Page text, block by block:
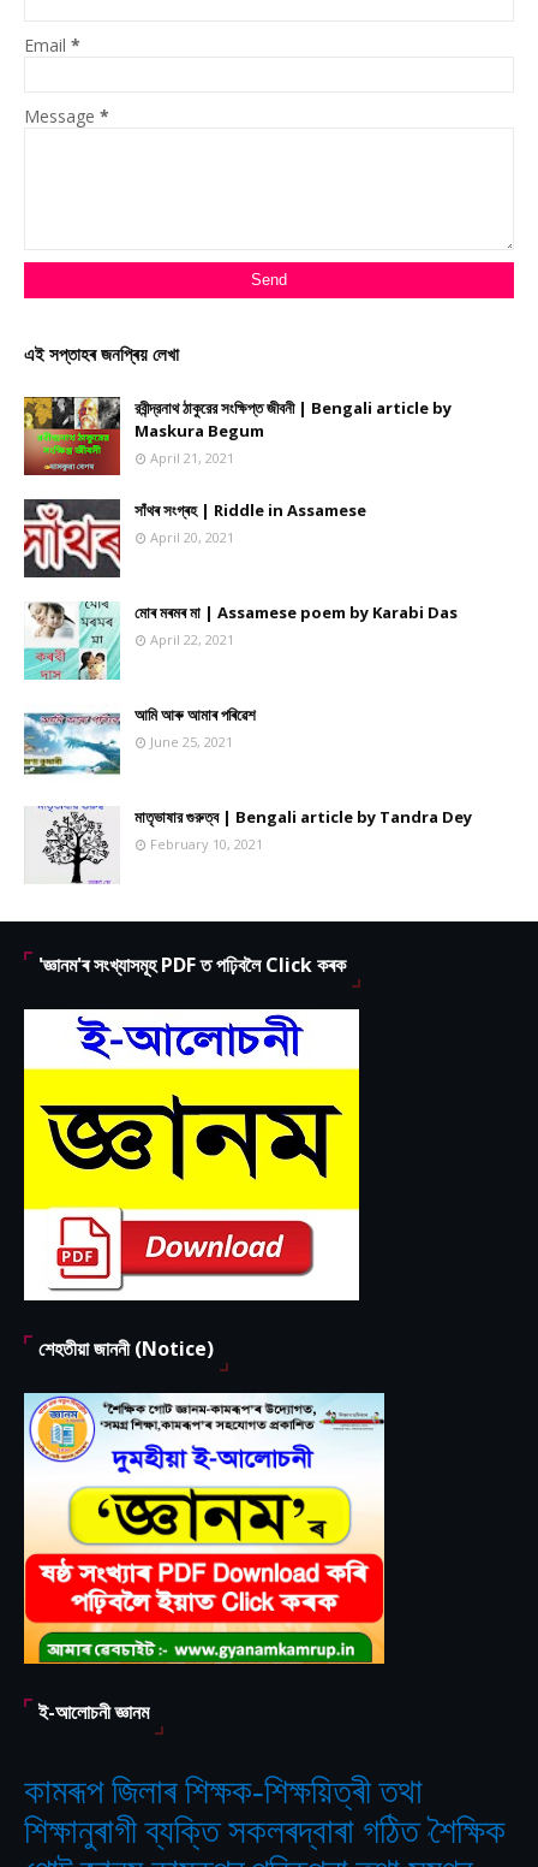
Email *
Message *
এই সপ্তাহৰ জনপ্ৰিয় লেখা
রবীন্দ্রনাথ ঠাকুরের সংক্ষিপ্ত জীবনী | Bengali article by
Maskura Begum
April 21, 2021
সাঁথৰ সংগ্ৰহ | Riddle in Assamese
April 20, 2021
মোৰ মৰমৰ মা | Assamese poem by Karabi Das
April 22, 2021
আমি আৰু আমাৰ পৰিৱেশ
June 25, 2021
মাতৃভাষার গুরুত্ব | Bengali article by Tandra Dey
February 10, 2021
'জ্ঞানম'ৰ সংখ্যাসমূহ PDF ত পঢ়িবলৈ Click কৰক
শেহতীয়া জাননী (Notice)
ই-আলোচনী জ্ঞানম
কামৰূপ জিলাৰ শিক্ষক-শিক্ষয়িত্ৰী তথা
শিক্ষানুৰাগী ব্যক্তি সকলৰদ্বাৰা গঠিত‘শৈক্ষিক